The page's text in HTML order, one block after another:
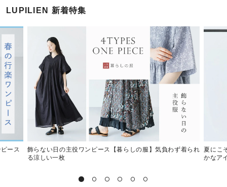
LUPILIEN 新着特集
ース
飾らない日の主役ワンピース【暮らしの服】気負わず着られ
る涼しい一枚
夏にこ
かなア